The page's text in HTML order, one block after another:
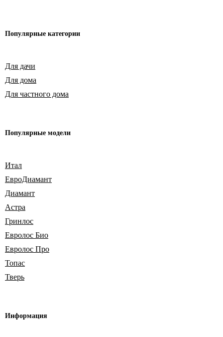
Популярные категории
Для дачи
Для дома
Для частного дома
Популярные модели
Итал
ЕвроДиамант
Диамант
Астра
Гринлос
Евролос Био
Евролос Про
Топас
Тверь
Информация